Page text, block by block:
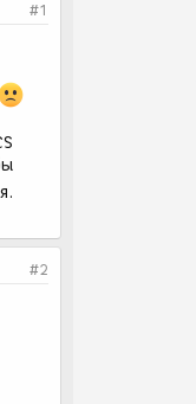
#1
#2